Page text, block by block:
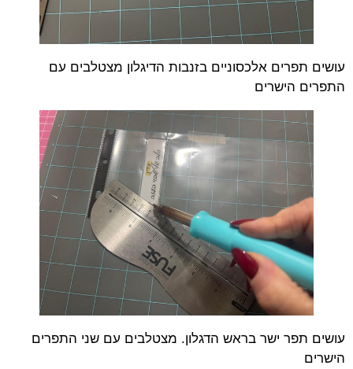
עושים תפרים אלכסוניים בזנבות הדיגלון מצטלבים עם
התפרים הישרים
עושים תפר ישר בראש הדגלון. מצטלבים עם שני התפרים
הישרים